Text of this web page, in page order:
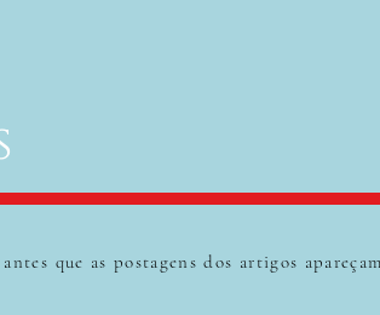
que as postagens dos artigos